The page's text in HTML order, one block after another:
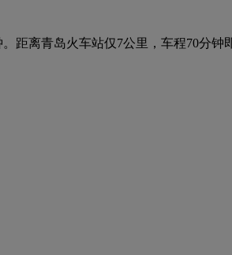
距离青岛火车站仅7公里，车程70分钟